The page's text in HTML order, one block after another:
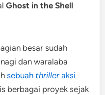
Ghost in the Shell
besar sudah
dan waralaba
sebuah thrilleraksi
berbagai proyek sejak